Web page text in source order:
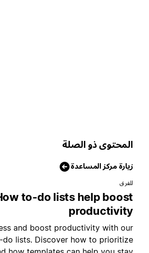
ذو الصلة
مركز المساعدة
How to-do lists help
stress and boost productivity with
to-do lists. Discover how to